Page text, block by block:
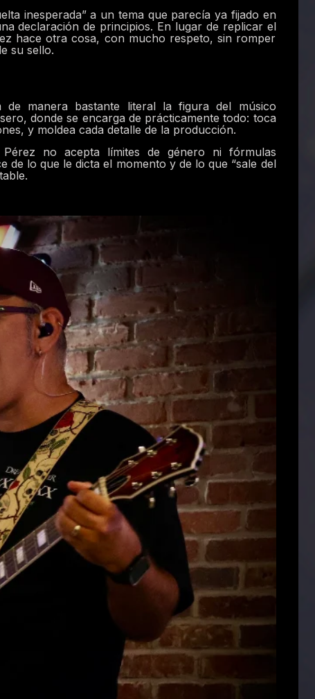
inesperada” a un tema que parecía ya fijado en
declaración de principios. En lugar de replicar el
hace otra cosa, con mucho respeto, sin romper
su sello.
manera bastante literal la figura del músico
donde se encarga de prácticamente todo: toca
y moldea cada detalle de la producción.
no acepta límites de género ni fórmulas
de lo que le dicta el momento y de lo que “sale del